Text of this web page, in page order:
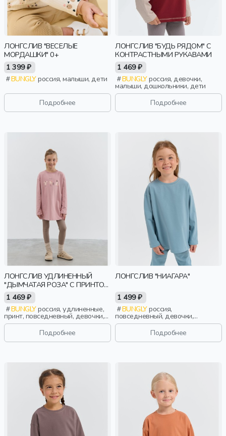
ЛОНГСЛИВ "ВЕСЕЛЫЕ
МОРДАШКИ" 0+
1 399 ₽
BUNGLYроссия, малыши, дети
Подробнее
ЛОНГСЛИВ "БУДЬ РЯДОМ" С
КОНТРАСТНЫМИ РУКАВАМИ
1 469 ₽
BUNGLYроссия, девочки,
малыши, дошкольники, дети
Подробнее
ЛОНГСЛИВ УДЛИНЕННЫЙ
"ДЫМЧАТАЯ РОЗА" С ПРИНТОМ
7+
1 469 ₽
BUNGLYроссия, удлиненные,
принт, повседневный, девочки,
школьники, подростки, дети
Подробнее
ЛОНГСЛИВ "НИАГАРА"
1 499 ₽
BUNGLYроссия,
повседневный, девочки,
малыши, дошкольники, дети
Подробнее